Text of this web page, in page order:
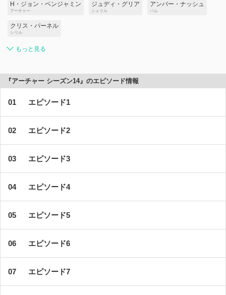
H・ジョン・ベンジャミン
アーチャー
ジュディ・グリア
シェリル
アンバー・ナッシュ
パム
クリス・パーネル
シリル
もっと見る
『アーチャー シーズン14』のエピソード情報
エピソード1
エピソード2
エピソード3
エピソード4
エピソード5
エピソード6
エピソード7